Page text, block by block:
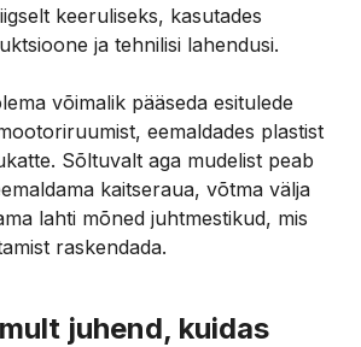
keeruliseks, kasutades
ja tehnilisi lahendusi.
võimalik pääseda esitulede
eemaldades plastist
Sõltuvalt aga mudelist peab
kaitseraua, võtma välja
lahti mõned juhtmestikud, mis
raskendada.
juhend, kuidas